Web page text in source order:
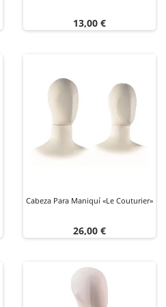
Precio
13,00 €
Cabeza Para Maniquí «Le Couturier»
Precio
26,00 €